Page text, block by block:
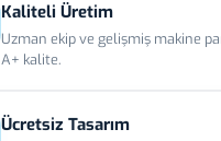
Kaliteli Üretim
Uzman ekip ve gelişmiş makine
A+ kalite.
Ücretsiz Tasarım